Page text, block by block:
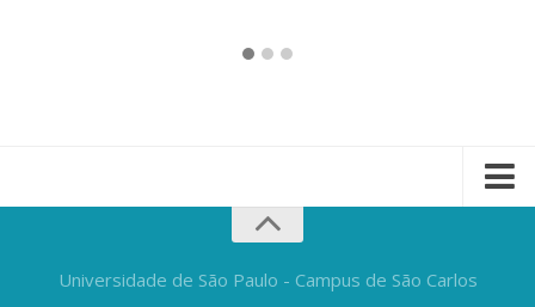
Universidade de São Paulo - Campus de São Carlos